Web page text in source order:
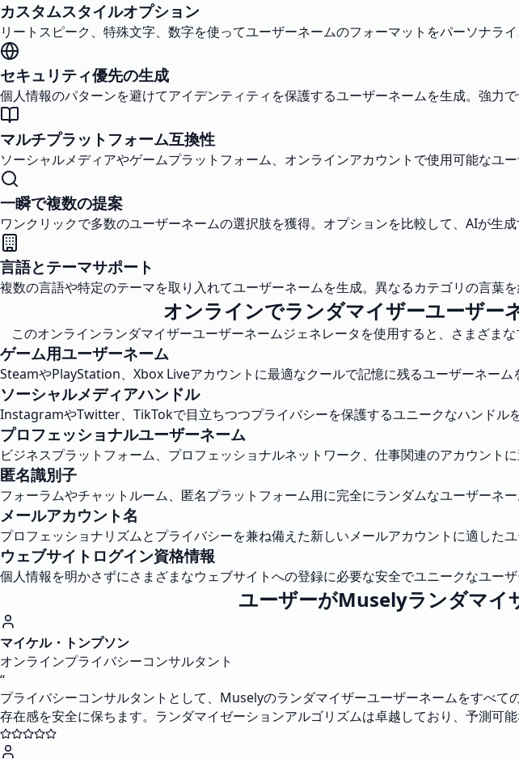
カスタムスタイルオプション
リートスピーク、特殊文字、数字を使ってユーザーネームのフォーマットをパーソナラ
セキュリティ優先の生成
個人情報のパターンを避けてアイデンティティを保護するユーザーネームを生成。強力
マルチプラットフォーム互換性
ソーシャルメディアやゲームプラットフォーム、オンラインアカウントで使用可能なユ
一瞬で複数の提案
ワンクリックで多数のユーザーネームの選択肢を獲得。オプションを比較して、AIが生
言語とテーマサポート
複数の言語や特定のテーマを取り入れてユーザーネームを生成。異なるカテゴリの言葉
オンラインでランダマイザーユーザー
このオンラインランダマイザーユーザーネームジェネレータを使用すると、さまざま
ゲーム用ユーザーネーム
SteamやPlayStation、Xbox Liveアカウントに最適なクールで記憶に残るユーザーネーム
ソーシャルメディアハンドル
InstagramやTwitter、TikTokで目立ちつつプライバシーを保護するユニークなハンドルを
プロフェッショナルユーザーネーム
ビジネスプラットフォーム、プロフェッショナルネットワーク、仕事関連のアカウントに
匿名識別子
フォーラムやチャットルーム、匿名プラットフォーム用に完全にランダムなユーザーネ
メールアカウント名
プロフェッショナリズムとプライバシーを兼ね備えた新しいメールアカウントに適したユ
ウェブサイトログイン資格情報
個人情報を明かさずにさまざまなウェブサイトへの登録に必要な安全でユニークなユーザ
ユーザーがMuselyランダマイ
マイケル・トンプソン
オンラインプライバシーコンサルタント
“
プライバシーコンサルタントとして、Muselyのランダマイザーユーザーネームをすべ
存在感を安全に保ちます。ランダマイゼーションアルゴリズムは卓越しており、予測可能